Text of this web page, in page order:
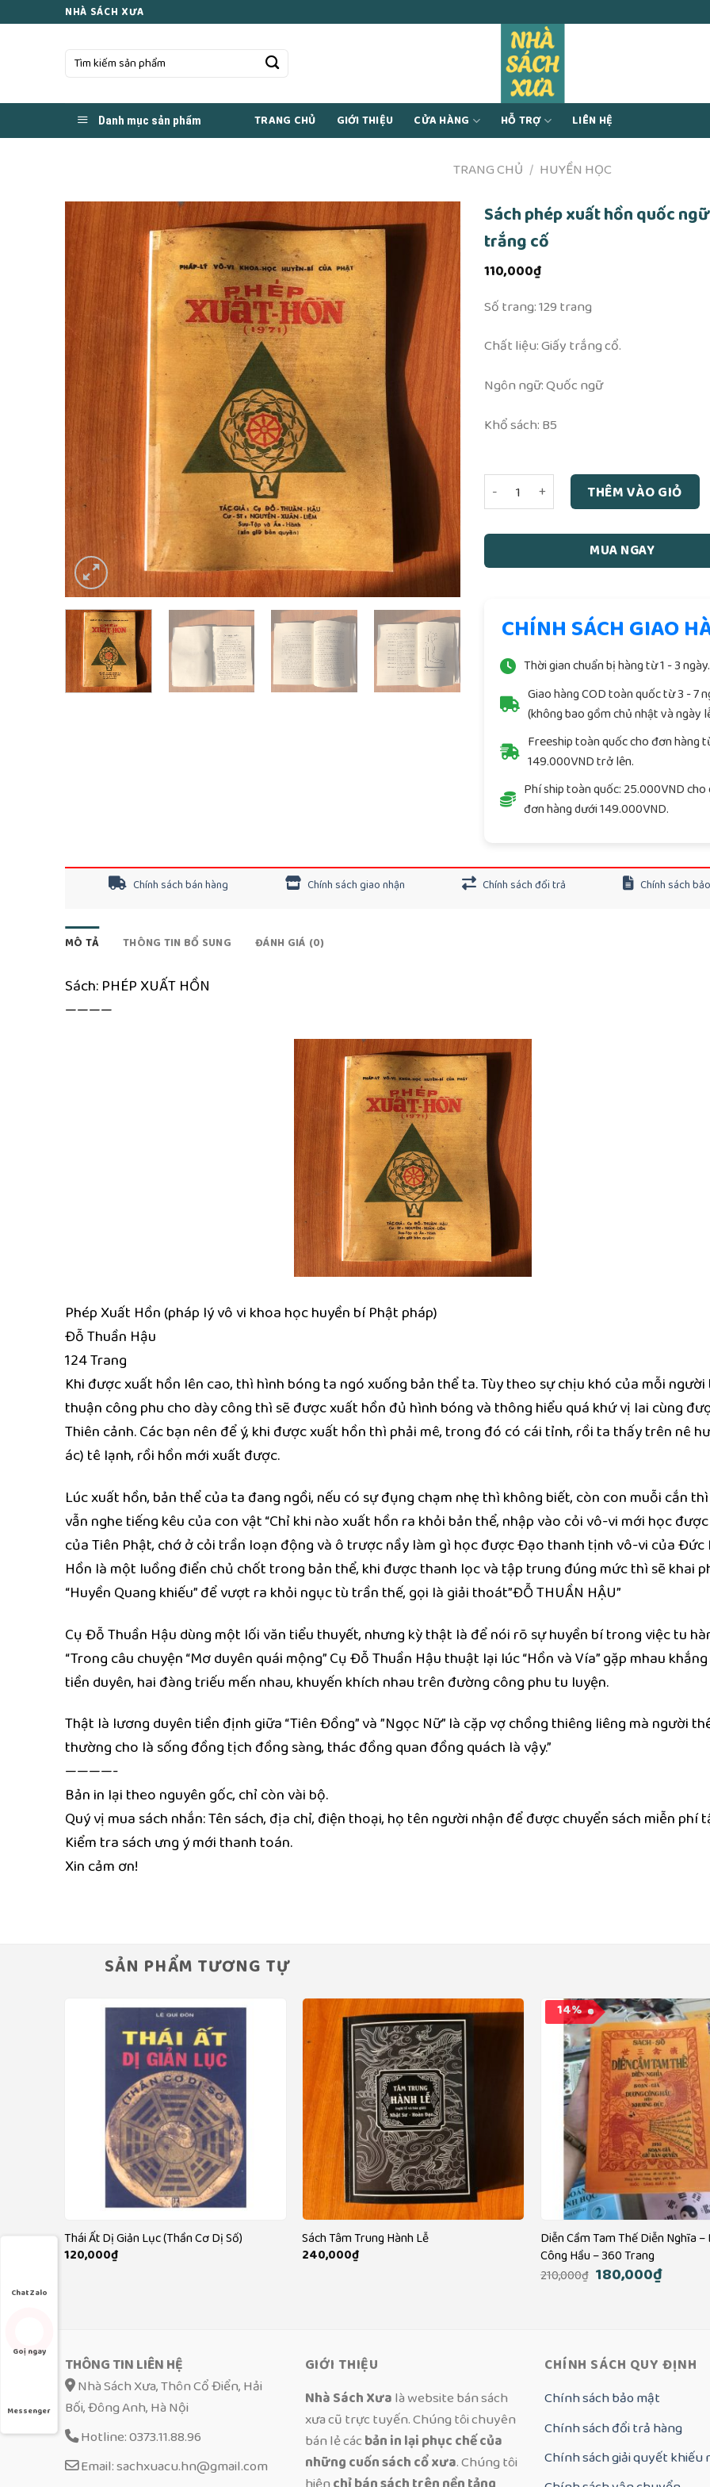
NHÀ SÁCH XƯA
Tìm
Danh mục sản phẩm TRANG CHỦ GIỚI THIỆU CỬA HÀNG HỖ TRỢ LIÊN HỆ
TRANG CHỦ / HUYỀN HỌC
Sách phép xuất hồn quốc
trắng cố
110,000₫
Số trang: 129 trang
Chất liệu: Giấy trắng cổ.
Ngôn ngữ: Quốc ngữ
Khổ sách: B5
Sách phép xuất hồn quốc ngữ giấy trắng
THÊM VÀO GIỎ
MUA NGAY
CHÍNH SÁCH GIAO
Thời gian chuẩn bị hàng từ 1 - 3 ngày.
Giao hàng COD toàn quốc từ 3 - 7
(không bao gồm chủ nhật và ngày
Freeship toàn quốc cho đơn hàng
149.000VND trở lên.
Phí ship toàn quốc: 25.000VND cho
đơn hàng dưới 149.000VND.
Chính sách bán hàng Chính sách giao nhận Chính sách đổi trả Chính sách
MÔ TẢ THÔNG TIN BỔ SUNG ĐÁNH GIÁ (0)
Sách: PHÉP XUẤT HỒN
————
Phép Xuất Hồn (pháp lý vô vi khoa học huyền bí Phật pháp)
Đỗ Thuần Hậu
124 Trang ​
Khi được xuất hồn lên cao, thì hình bóng ta ngó xuống bản thể ta. Tùy theo sự chịu khó của mỗi
thuận công phu cho dày công thì sẽ được xuất hồn đủ hình bóng và thông hiểu quá khứ vị lai cùng
Thiên cảnh. Các bạn nên để ý, khi được xuất hồn thì phải mê, trong đó có cái tỉnh, rồi ta thấy trên nê
ác) tê lạnh, rồi hồn mới xuất được.
Lúc xuất hồn, bản thể của ta đang ngồi, nếu có sự đụng chạm nhẹ thì không biết, còn con muỗi cắn
vẫn nghe tiếng kêu của con vật “Chỉ khi nào xuất hồn ra khỏi bản thể, nhập vào cỏi vô-vi mới học
của Tiên Phật, chớ ở cỏi trần loạn động và ô trược nầy làm gì học được Đạo thanh tịnh vô-vi của Đức
Hồn là một luồng điển chủ chốt trong bản thể, khi được thanh lọc và tập trung đúng mức thì sẽ khai
“Huyền Quang khiếu” để vượt ra khỏi ngục tù trần thế, gọi là giải thoát”ĐỖ THUẦN HẬU”
Cụ Đỗ Thuần Hậu dùng một lối văn tiểu thuyết, nhưng kỳ thật là để nói rõ sự huyền bí trong việc tu
“Trong câu chuyện “Mơ duyên quái mộng” Cụ Đỗ Thuần Hậu thuật lại lúc “Hồn và Vía” gặp mhau
tiền duyên, hai đàng triếu mến nhau, khuyến khích nhau trên đường công phu tu luyện.
Thật là lương duyên tiền định giữa “Tiên Đồng” và ”Ngọc Nữ” là cặp vợ chồng thiêng liêng mà người
thường cho là sống đồng tịch đồng sàng, thác đồng quan đồng quách là vậy.”
————-
Bản in lại theo nguyên gốc, chỉ còn vài bộ.
Quý vị mua sách nhắn: Tên sách, địa chỉ, điện thoại, họ tên người nhận để được chuyển sách miễn phí
Kiểm tra sách ưng ý mới thanh toán.
Xin cảm ơn!
SẢN PHẨM TƯƠNG TỰ
Thái Ất Dị Giản Lục (Thần Cơ Dị Số)
120,000₫
Sách Tâm Trung Hành Lễ
240,000₫
Diễn Cầm Tam Thế Diễn Nghĩa
Công Hầu – 360 Trang
210,000₫ Giá
gốc
180,000₫Giá
hiện
14%
THÔNG TIN LIÊN HỆ
Nhà Sách Xưa, Thôn Cổ Điển, Hải
Bối, Đông Anh, Hà Nội
Hotline: 0373.11.88.96
Email: sachxuacu.hn@gmail.com
GIỚI THIỆU
Nhà Sách Xưalà website bán sách
xưa cũ trực tuyến. Chúng tôi chuyên
bán lẻ cácbản in lại phục chế của
những cuốn sách cổ xưa. Chúng tôi
CHÍNH SÁCH QUY ĐỊNH
Chính sách bảo mật
Chính sách đổi trả hàng
Chính sách giải quyết khiếu
Chat Zalo
Goị ngay
Messenger